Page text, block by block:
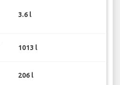
3.6 l
1013 l
206 l